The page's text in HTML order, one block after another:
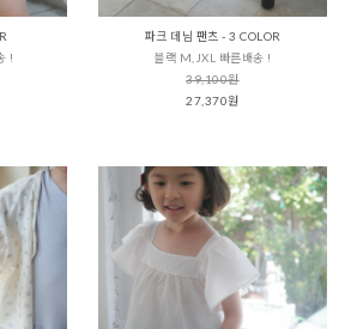
!
파크 데님 팬츠 - 3 COLOR
블랙 M,JXL 빠른배송 !
39,100원
27,370원